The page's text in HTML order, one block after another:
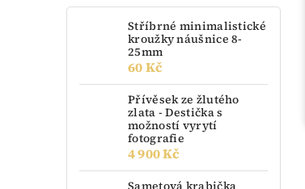
Stříbrné minimalistické
kroužky náušnice 8-
25mm
60 Kč
Přívěsek ze žlutého
zlata - Destička s
možností vyrytí
fotografie
4 900 Kč
Sametová krabička